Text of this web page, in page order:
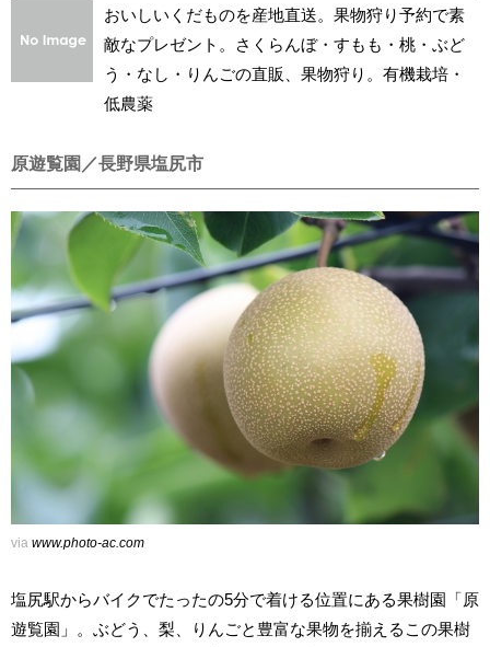
おいしいくだものを産地直送。果物狩り予約で素
敵なプレゼント。さくらんぼ・すもも・桃・ぶど
う・なし・りんごの直販、果物狩り。有機栽培・
低農薬
原遊覧園／長野県塩尻市
via www.photo-ac.com
塩尻駅からバイクでたったの5分で着ける位置にある果樹園「原
遊覧園」。ぶどう、梨、りんごと豊富な果物を揃えるこの果樹